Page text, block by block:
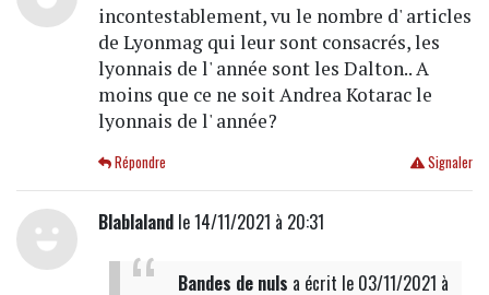
incontestablement, vu le nombre d' articles
de Lyonmag qui leur sont consacrés, les
lyonnais de l' année sont les Dalton.. A
moins que ce ne soit Andrea Kotarac le
lyonnais de l' année?
Signaler
Répondre
Blablalandle 14/11/2021 à 20:31
Bandes de nuls a écrit le 03/11/2021 à